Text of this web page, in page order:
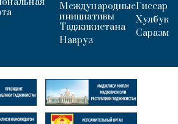
Международные
инициативы
Таджикистана
Навруз
Гиссар
Хулбук
Саразм